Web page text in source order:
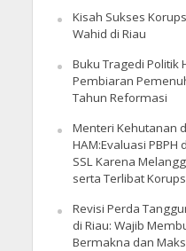
Kisah Sukses
Wahid di Riau
Buku Tragedi Politik
Pembiaran
Tahun Reformasi
Menteri Kehutanan
HAM:Evaluasi
SSL Karena
serta Terlibat
Revisi Perda
di Riau: Wajib
Bermakna dan